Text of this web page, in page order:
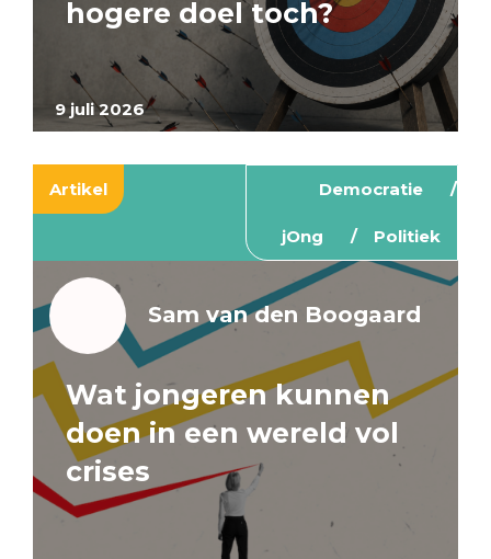
9 juli 2026
hogere doel toch?
Artikel Democratie
jOng Politiek
Sam van den Boogaard
Wat jongeren kunnen
doen in een wereld vol
crises